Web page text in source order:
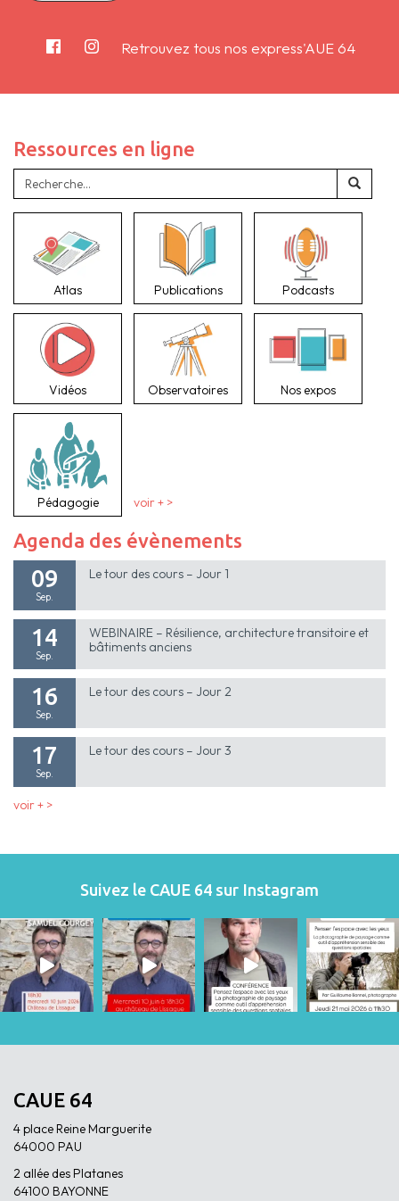
Retrouvez tous nos express'AUE 64
Ressources en ligne
Atlas Publications Podcasts
Vidéos Observatoires Nos expos
Pédagogie voir + >
Agenda des évènements
09
Sep.
Le tour des cours – Jour 1
14
Sep.
WEBINAIRE – Résilience, architecture transitoire et
bâtiments anciens
16
Sep.
Le tour des cours – Jour 2
17
Sep.
Le tour des cours – Jour 3
voir + >
Suivez le CAUE 64 sur Instagram
CAUE 64
4 place Reine Marguerite
64000 PAU
2 allée des Platanes
64100 BAYONNE